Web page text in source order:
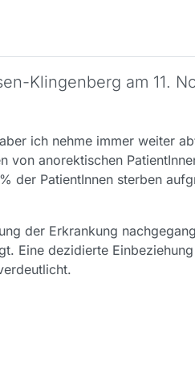
Klingenberg am 11.
ich nehme immer weiter
von anorektischen
der PatientInnen sterben
der Erkrankung
Eine dezidierte